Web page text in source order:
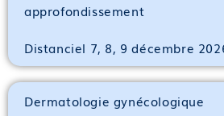
approfondissement
Distanciel 7, 8, 9 décembre
Dermatologie gynécologique